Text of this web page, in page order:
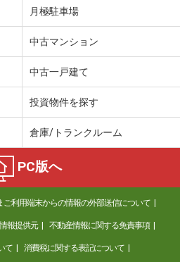
月極駐車場
中古マンション
中古一戸建て
投資物件を探す
倉庫/トランクルーム
PC版へ
ご利用端末からの情報の外部送信について
報提供元 不動産情報に関する免責事項
て 消費税に関する表記について